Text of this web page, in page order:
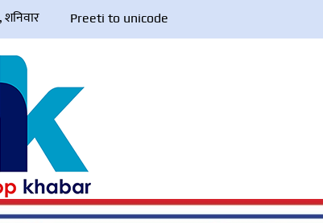
Preeti to unicode